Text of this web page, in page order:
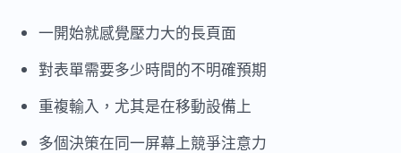
一開始就感覺壓力大的長頁面
對表單需要多少時間的不明確預期
重複輸入，尤其是在移動設備上
多個決策在同一屏幕上競爭注意力